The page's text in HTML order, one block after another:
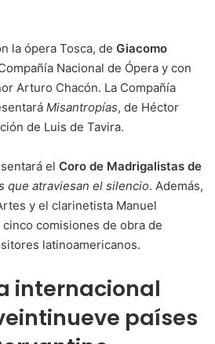
la ópera Tosca, de Giacomo
Nacional de Ópera y con
Arturo Chacón. La Compañía
Misantropías, de Héctor
de Luis de Tavira.
el Coro de Madrigalistas de
que atraviesan el silencio. Además,
y el clarinetista Manuel
comisiones de obra de
latinoamericanos.
internacional
países